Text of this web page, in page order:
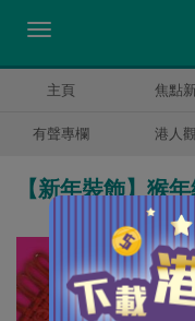
主頁 焦點
有聲專欄 港人
【新年裝飾】猴